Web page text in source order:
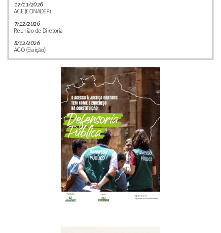
17/11/2026
AGE (CONADEP)
7/12/2026
Reunião de Diretoria
8/12/2026
AGO (Eleição)